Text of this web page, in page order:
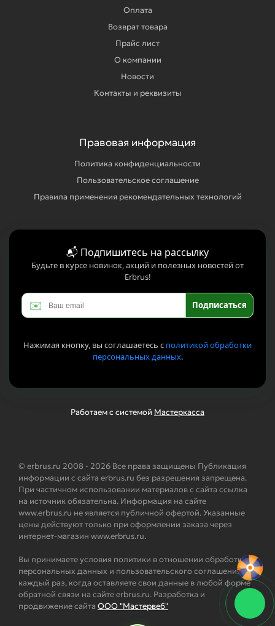
Оплата
Возврат товара
Прайс лист
О компании
Новости
Контакты и реквизиты
Правовая информация
Политика конфиденциальности
Пользовательское соглашение
Правила применения рекомендательных технологий
📬 Подпишитесь на рассылку
Будьте в курсе новинок, акций и полезных новостей от
Erbrus!
✉️ Подписаться
Нажимая кнопку, вы соглашаетесь с политикой обработки
персональных данных.
Работаем с системой Мастеркасса
© erbrus.ru 2008 - 2026 Все права защищены Публикация
информации с сайта erbrus.ru без разрешения запрещена.
При частичном использовании материалов с сайта ссылка
на источник обязательна. Информация на сайте
www.erbrus.ru не является публичной офертой. Указанные
цены действуют только при оформлении заказа через
интернет-магазин www.erbrus.ru.
Вы принимаете условия политики в отношении обработки
персональных данных и пользовательского соглашения
каждый раз, когда оставляете свои данные в любой форме
обратной связи на сайте erbrus.ru. Разработка и
продвижение сайта ООО "Мастервеб"